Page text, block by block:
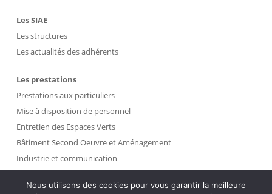
Les SIAE
Les structures
Les actualités des adhérents
Les prestations
Prestations aux particuliers
Mise à disposition de personnel
Entretien des Espaces Verts
Bâtiment Second Oeuvre et Aménagement
Industrie et communication
Nous utilisons des cookies pour vous garantir la meilleure